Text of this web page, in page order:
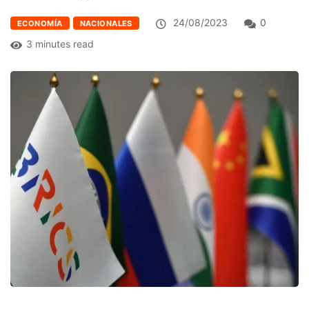
ECONOMÍA NACIONALES 24/08/2023
0
3 minutes read